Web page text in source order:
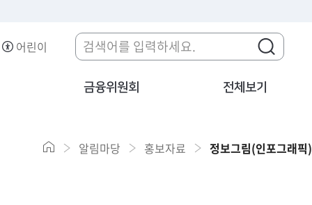
어린이
금융위원회 전체보기
알림마당 홍보자료 정보그림(인포그래픽)